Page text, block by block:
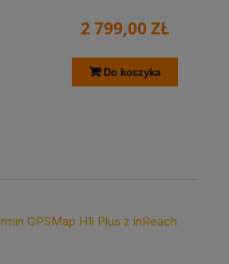
2 799,00 ZŁ
Do koszyka
GPSMap H1i Plus z inReach